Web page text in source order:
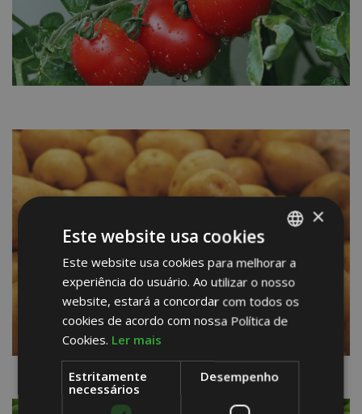
PORTUGUESE
ENGLISH
SPANISH
×
Este website usa cookies
Este website usa cookies para melhorar a
experiência do usuário. Ao utilizar o nosso
website, estará a concordar com todos os
cookies de acordo com nossa Política de
Cookies. Ler mais
Estritamente
necessários
Desempenho